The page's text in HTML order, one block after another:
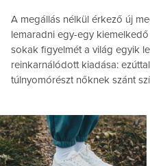
A megállás nélkül érkező új
lemaradni egy-egy
sokak figyelmét a világ egyik
reinkarnálódott kiadása:
túlnyomórészt nőknek szánt